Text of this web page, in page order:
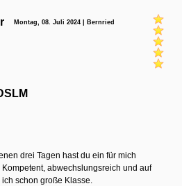
Montag, 08. Juli 2024 | Bernried
drei Tagen hast du ein für mich
abwechslungsreich und auf
schon große Klasse.